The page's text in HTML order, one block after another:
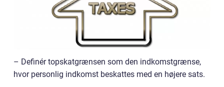
– Definér topskatgrænsen som den indkomstgrænse,
hvor personlig indkomst beskattes med en højere sats.